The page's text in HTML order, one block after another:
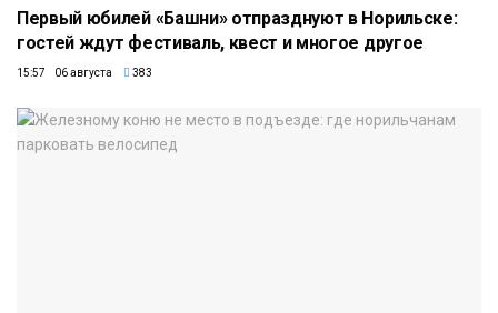
Первый юбилей «Башни» отпразднуют в Норильске:
гостей ждут фестиваль, квест и многое другое
15:57 06 августа 383